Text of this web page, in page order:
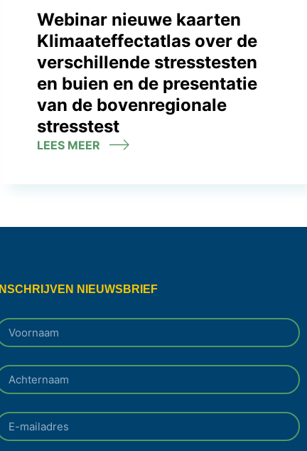
Webinar nieuwe kaarten
Klimaateffectatlas over de
verschillende stresstesten
en buien en de presentatie
van de bovenregionale
stresstest
LEES MEER
INSCHRIJVEN NIEUWSBRIEF